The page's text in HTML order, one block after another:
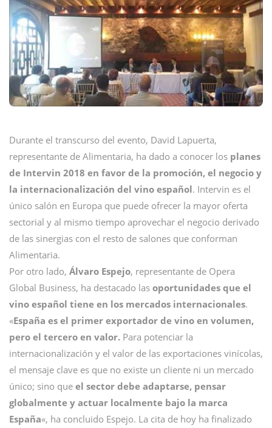
Durante el transcurso del evento, David Lapuerta,
representante de Alimentaria, ha dado a conocer los planes
de Intervin 2018 en favor de la promoción, el negocio y
la internacionalización del vino español. Intervin es el
único salón en Europa que puede ofrecer la mayor oferta
sectorial y al mismo tiempo aprovechar el negocio derivado
de las sinergias con el resto de salones que conforman
Alimentaria.
Por otro lado, Álvaro Espejo, representante de Opera
Global Business, ha destacado las oportunidades que el
vino español tiene en los mercados internacionales.
«España es el primer exportador de vino en volumen,
pero el tercero en valor. Para potenciar la
internacionalización y el valor de las exportaciones vinícolas,
el mensaje clave es que no existe un cliente ni un mercado
único; sino que el sector debe adaptarse, pensar
globalmente y actuar localmente bajo la marca
España«, ha concluido Espejo. La cita de hoy ha finalizado